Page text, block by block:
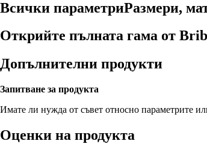
Всички параметриРазмери,
Открийте пълната гама от
Допълнителни продукти
Запитване за продукта
Имате ли нужда от съвет относно параметрите
Оценки на продукта